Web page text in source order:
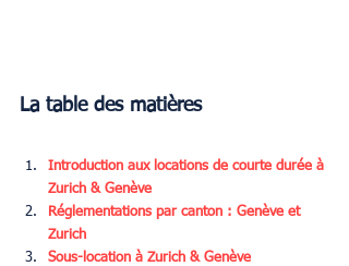
La table des matières
Introduction aux locations de courte durée à
Zurich & Genève
Réglementations par canton : Genève et
Zurich
Sous-location à Zurich & Genève